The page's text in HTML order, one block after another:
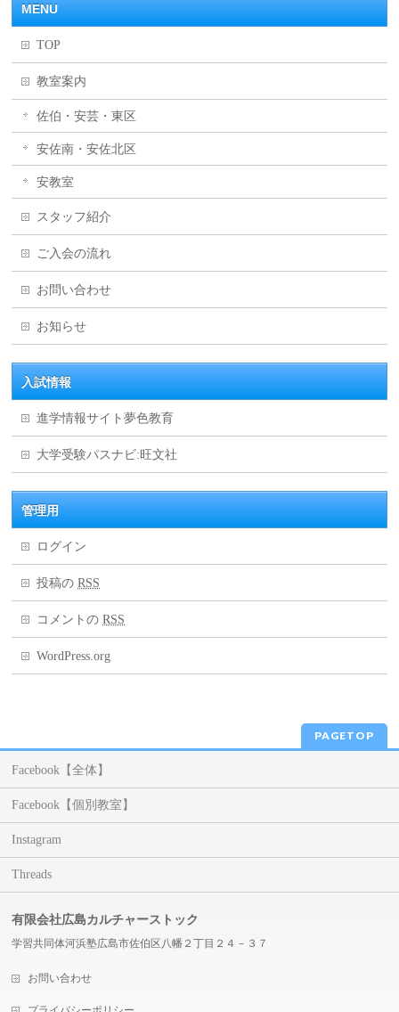
MENU
TOP
教室案内
佐伯・安芸・東区
安佐南・安佐北区
安教室
スタッフ紹介
ご入会の流れ
お問い合わせ
お知らせ
入試情報
進学情報サイト夢色教育
大学受験パスナビ:旺文社
管理用
ログイン
投稿のRSS
コメントのRSS
WordPress.org
PAGETOP
Facebook【全体】
Facebook【個別教室】
Instagram
Threads
有限会社広島カルチャーストック
学習共同体河浜塾広島市佐伯区八幡２丁目２４－３７
お問い合わせ